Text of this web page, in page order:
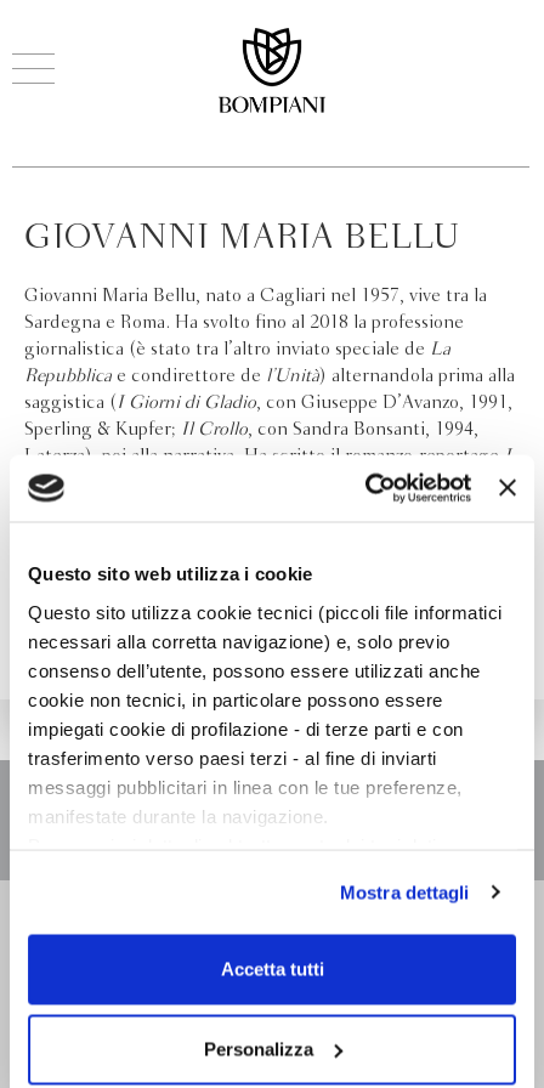
Questo sito web utilizza i cookie
Questo sito utilizza cookie tecnici (piccoli file informatici
necessari alla corretta navigazione) e, solo previo
consenso dell’utente, possono essere utilizzati anche
cookie non tecnici, in particolare possono essere
impiegati cookie di profilazione - di terze parti e con
trasferimento verso paesi terzi - al fine di inviarti
messaggi pubblicitari in linea con le tue preferenze,
manifestate durante la navigazione.
scelte privacy sui cookie, ti invitiamo a prendere visione
dell’informativa cookie.
Chiudendo il banner tramite la “X” prosegui la
dei soli cookie tecnici. Selezionando “Accetta tutti” presti
il tuo consenso alla profilazione che potrai revocare in
ogni momentoRevoca
Mostra dettagli
Accetta tutti
Personalizza
GIOVANNI MARIA BELLU
Giovanni Maria Bellu, nato a Cagliari nel 1957, vive tra la
Sardegna e Roma. Ha svolto fino al 2018 la professione
giornalistica (è stato tra l’altro inviato speciale de La
Repubblica e condirettore de l’Unità) alternandola prima alla
saggistica ( I Giorni di Gladio, con Giuseppe D’Avanzo, 1991,
Sperling & Kupfer; Il Crollo, con Sandra Bonsanti, 1994,
Laterza), poi alla narrativa. Ha scritto il romanzo-reportage I
fantasmi di Portopalo
(Mondadori 2004) e, per Bompiani, il
50139 Firenze